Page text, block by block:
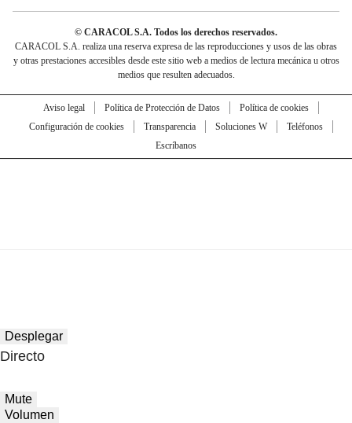
© CARACOL S.A. Todos los derechos reservados.
CARACOL S.A. realiza una reserva expresa de las reproducciones y usos de las obras
y otras prestaciones accesibles desde este sitio web a medios de lectura mecánica u otros
medios que resulten adecuados.
Aviso legal Política de Protección de Datos
Política de cookies
Configuración de cookies
Transparencia Soluciones W
Teléfonos
Escríbanos
Desplegar
Directo
Mute
Volumen